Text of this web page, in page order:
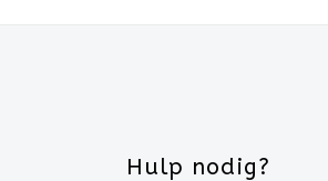
Hulp nodig?